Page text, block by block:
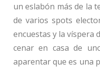
un eslabón más de la
de varios spots
encuestas y la víspera
cenar en casa de
aparentar que es una